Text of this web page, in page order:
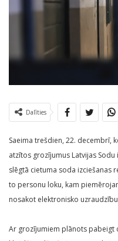
Dalīties
Saeima trešdien, 22. decembrī,
atzītos grozījumus Latvijas
slēgtā cietuma soda izciešanas
to personu loku, kam
nosakot elektronisko
Ar grozījumiem plānots pabeigt